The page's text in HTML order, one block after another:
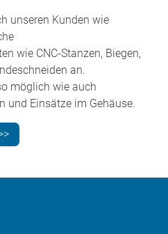
unseren Kunden wie
wie CNC-Stanzen, Biegen,
an.
möglich wie auch
und Einsätze im Gehäuse.